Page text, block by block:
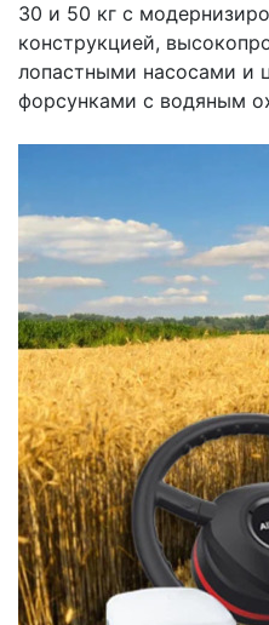
30 и 50 кг с
конструкцией,
лопастными насосами и
форсунками с водяным